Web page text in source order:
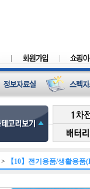
> 【10】전기용품/생활용품